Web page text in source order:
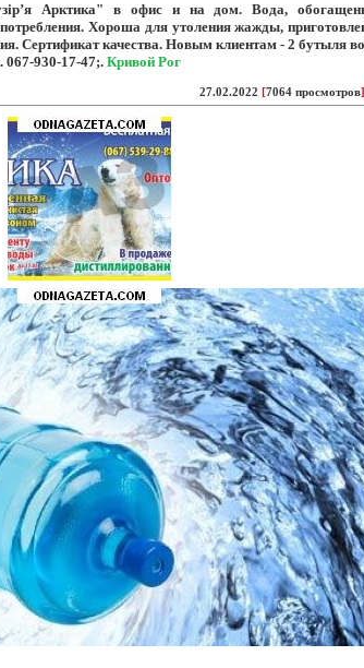
Арктика" в офис и на дом. Вода,
Хороша для утоления жажды,
Сертификат качества. Новым клиентам - 2 бутыля
067-930-17-47;.Кривой Рог
27.02.2022 [7064 просмотров]